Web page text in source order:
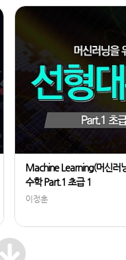
Machine Learning(머신러
수학 Part.1 초급 1
이정훈